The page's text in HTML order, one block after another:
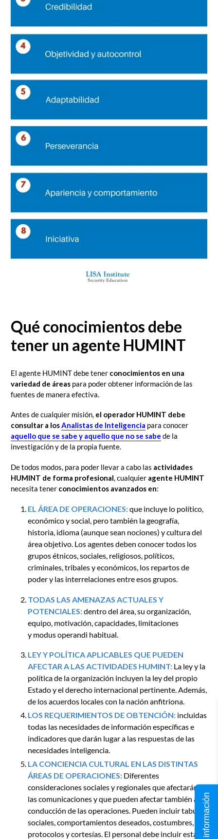
Qué conocimientos debe
tener un agente HUMINT
El agente HUMINT debe tener conocimientos en una
variedad de áreas para poder obtener información de las
fuentes de manera efectiva.
Antes de cualquier misión, el operador HUMINT debe
consultar a losAnalistas de Inteligencia para conocer
aquello que se sabe y aquello que no se sabe de la
investigación y de la propia fuente.
De todos modos, para poder llevar a cabo las actividades
HUMINT de forma profesional, cualquier agente HUMINT
necesita tener conocimientos avanzados en:
EL ÁREA DE OPERACIONES:que incluye lo político,
económico y social, pero también la geografía,
historia, idioma (aunque sean nociones) y cultura del
área objetivo. Los agentes deben conocer todos los
grupos étnicos, sociales, religiosos, políticos,
criminales, tribales y económicos, los repartos de
poder y las interrelaciones entre esos grupos.
TODAS LAS AMENAZAS ACTUALES Y
POTENCIALES:dentro del área, su organización,
equipo, motivación, capacidades, limitaciones
y modus operandi habitual.
LEY Y POLÍTICA APLICABLES QUE PUEDEN
AFECTAR A LAS ACTIVIDADES HUMINT: La ley y la
política de la organización incluyen la ley del propio
Estado y el derecho internacional pertinente. Además,
de los acuerdos locales con la nación anfitriona.
LOS REQUERIMIENTOS DE OBTENCIÓN: incluidas
todas las necesidades de información específicas e
indicadores que darán lugar a las respuestas de las
necesidades inteligencia.
LA CONCIENCIA CULTURAL EN LAS DISTINTAS
ÁREAS DE OPERACIONES: Diferentes
consideraciones sociales y regionales que afectarán a
las comunicaciones y que pueden afectar también a la
conducción de las operaciones. Pueden incluir tabúes
sociales, comportamientos deseados, costumbres,
protocolos y cortesías. El personal debe incluir esta